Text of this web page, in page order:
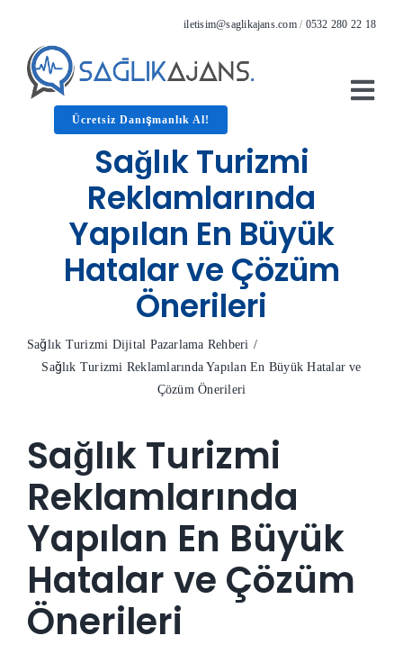
content
iletisim@saglikajans.com/ 0532 280 22 18
Ücretsiz Danışmanlık Al!
Anasayfa
Hizmetler
Hakkımızda
Referanslar
Blog
Sağlık Turizmi
Reklamlarında
Yapılan En Büyük
Hatalar ve Çözüm
Önerileri
Sağlık Turizmi Dijital Pazarlama Rehberi
Sağlık Turizmi Reklamlarında Yapılan En Büyük Hatalar ve
Çözüm Önerileri
Sağlık Turizmi
Reklamlarında
Yapılan En Büyük
Hatalar ve Çözüm
Önerileri